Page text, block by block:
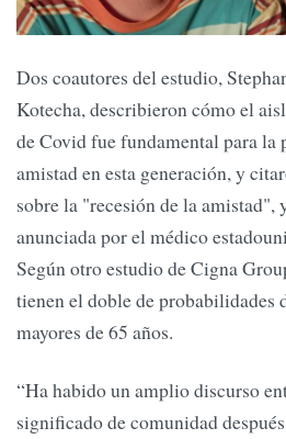
Dos coautores del estudio,
Kotecha, describieron cómo el
de Covid fue fundamental para la
amistad en esta generación, y
sobre la "recesión de la amistad",
anunciada por el médico
Según otro estudio de Cigna
tienen el doble de probabilidades
mayores de 65 años.
“Ha habido un amplio discurso
significado de comunidad